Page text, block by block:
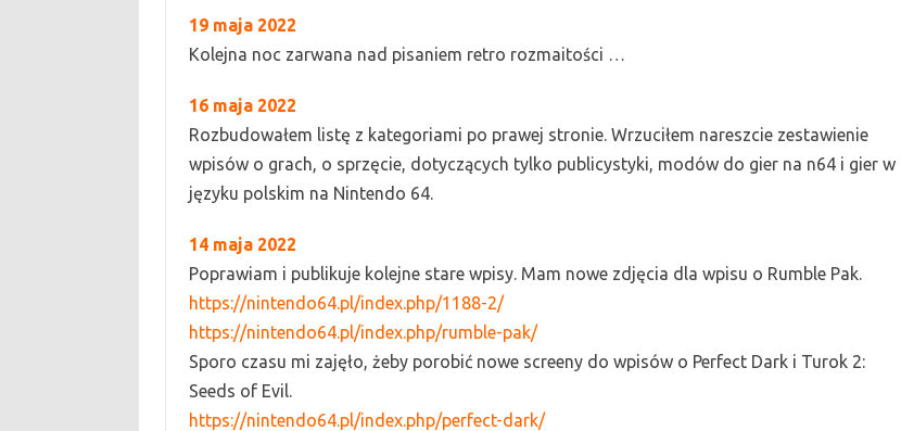
19 maja 2022
Kolejna noc zarwana nad pisaniem retro rozmaitości …
16 maja2022
Rozbudowałem listę z kategoriami po prawej stronie. Wrzuciłem nareszcie zestawienie
wpisów o grach, o sprzęcie, dotyczących tylko publicystyki, modów do gier na n64 i gier w
języku polskim na Nintendo 64.
14 maja2022
Poprawiam i publikuje kolejne stare wpisy. Mam nowe zdjęcia dla wpisu o Rumble Pak.
https://nintendo64.pl/index.php/1188-2/
https://nintendo64.pl/index.php/rumble-pak/
Sporo czasu mi zajęło, żeby porobić nowe screeny do wpisów o Perfect Dark i Turok 2:
Seeds of Evil.
https://nintendo64.pl/index.php/perfect-dark/